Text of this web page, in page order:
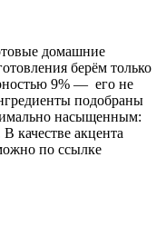
домашние
берём только
9% — его не
подобраны
насыщенным:
качестве акцента
по ссылке